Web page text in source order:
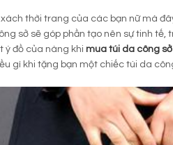
thời trang của các bạn nữ mà
sở sẽ góp phần tạo nên sự tinh
ý đồ của nàng khi mua túi da công sở
gì khi tặng bạn một chiếc túi da